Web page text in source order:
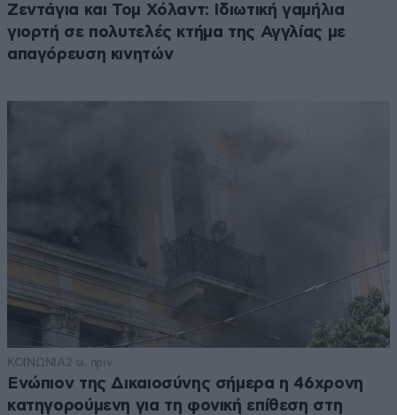
Ζεντάγια και Τομ Χόλαντ: Ιδιωτική γαμήλια
γιορτή σε πολυτελές κτήμα της Αγγλίας με
απαγόρευση κινητών
ΚΟΙΝΩΝΙΑ 2 ω. πριν
Ενώπιον της Δικαιοσύνης σήμερα η 46χρονη
κατηγορούμενη για τη φονική επίθεση στη